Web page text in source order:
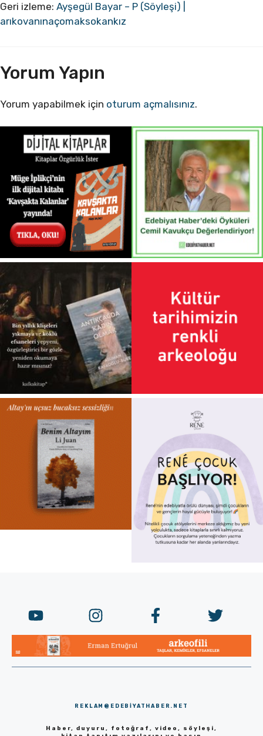
Geri izleme: Ayşegül Bayar – P (Söyleşi) |
arıkovanınaçomaksokankız
Yorum Yapın
Yorum yapabilmek için oturum açmalısınız.
REKLAM@EDEBIYATHABER.NET
Haber, duyuru, fotoğraf, video, söyleşi,